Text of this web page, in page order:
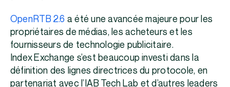
OpenRTB 2.6 a été une avancée majeure pour les
propriétaires de médias, les acheteurs et les
fournisseurs de technologie publicitaire.
Index Exchange s’est beaucoup investi dans la
définition des lignes directrices du protocole, en
partenariat avec l’IAB Tech Lab et d’autres leaders